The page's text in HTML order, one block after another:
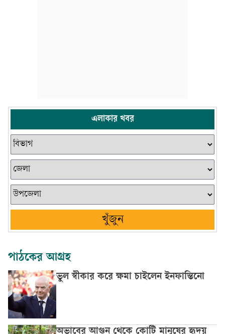
এলাকার খবর
খুঁজুন
পাঠকের আগ্রহ
ভুল স্বীকার করে ক্ষমা চাইলেন ইনফান্তিনো